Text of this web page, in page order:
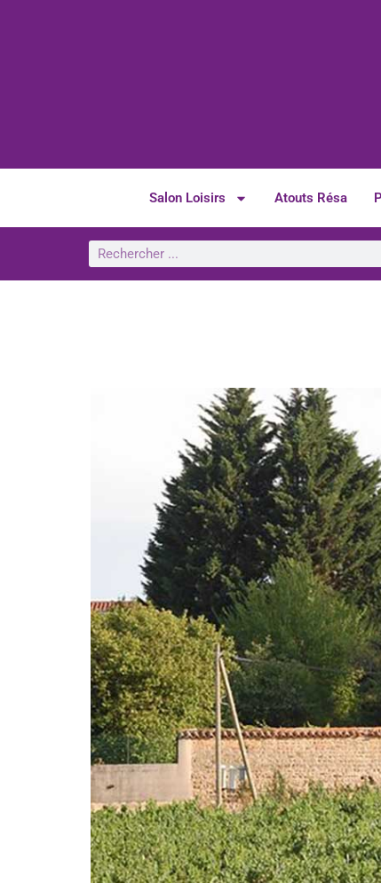
Salon Loisirs Atouts Résa